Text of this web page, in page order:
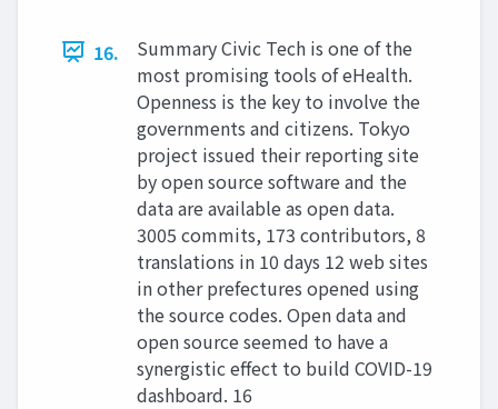
16.
Summary Civic Tech is one of the
most promising tools of eHealth.
Openness is the key to involve the
governments and citizens. Tokyo
project issued their reporting site
by open source software and the
data are available as open data.
3005 commits, 173 contributors, 8
translations in 10 days 12 web sites
in other prefectures opened using
the source codes. Open data and
open source seemed to have a
synergistic effect to build COVID-19
dashboard. 16